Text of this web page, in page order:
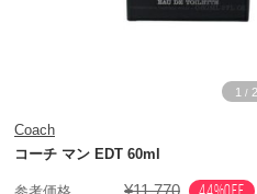
1 / 2
Coach
コーチ マン EDT 60ml